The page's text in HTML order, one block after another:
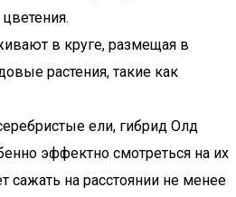
в круге, размещая в
растения, такие как
ели, гибрид Олд
эффектно смотреться на их
сажать на расстоянии не менее